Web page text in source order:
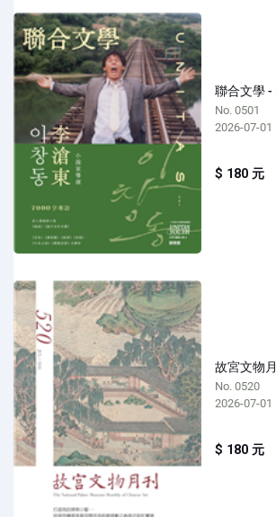
聯合文學 -
No. 0501
2026-07-01
$ 180 元
故宮文物
No. 0520
2026-07-01
$ 180 元